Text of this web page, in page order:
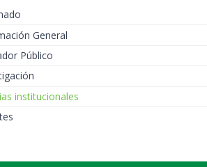
General
Público
institucionales